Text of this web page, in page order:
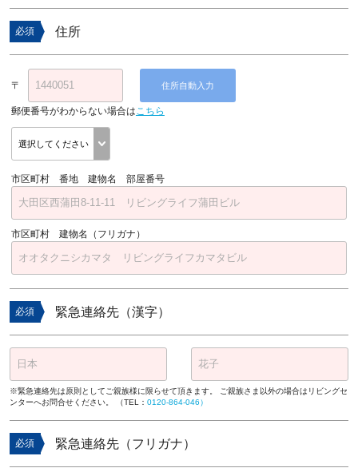
必須 住所
〒 住所自動入力
郵便番号がわからない場合はこちら
市区町村 番地 建物名 部屋番号
市区町村 建物名（フリガナ）
必須 緊急連絡先（漢字）
※緊急連絡先は原則としてご親族様に限らせて頂きます。 ご親族さま以外の場合はリビングセ
ンターへお問合せください。 （TEL： 0120-864-046）
必須 緊急連絡先（フリガナ）